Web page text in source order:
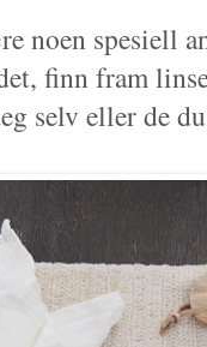
noen spesiell
finn fram
selv eller de